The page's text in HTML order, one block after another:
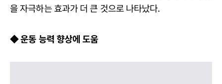
을 자극하는 효과가 더 큰 것으로 나타났다.
◆ 운동 능력 향상에 도움